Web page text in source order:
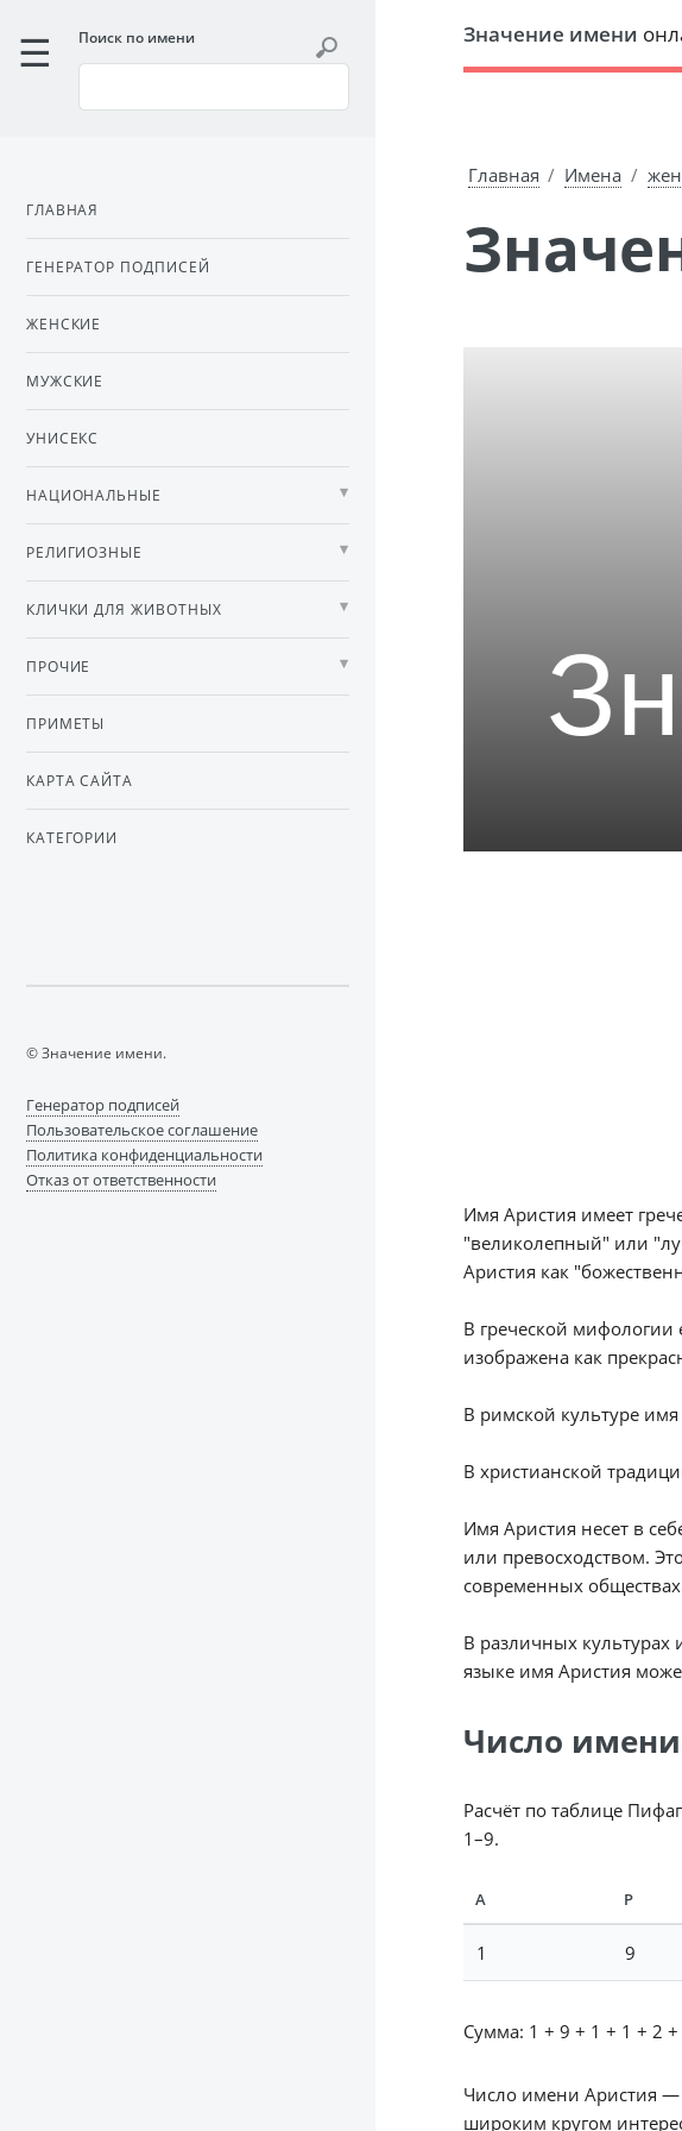
Значение имени
Главная Имена
Имя Аристия имеет
"великолепный" или
Аристия как
В греческой
изображена как
В римской культуре
В христианской
Имя Аристия несет в
или превосходством.
современных
В различных культурах
языке имя Аристия
Число
Расчёт по таблице
1–9.
А Р
1 9
Сумма: 1 + 9 + 1 + 1 + 2 +
Число имени Аристия —
широким кругом
Поиск по имени
ГЛАВНАЯ
ГЕНЕРАТОР ПОДПИСЕЙ
ЖЕНСКИЕ
МУЖСКИЕ
УНИСЕКС
НАЦИОНАЛЬНЫЕ
РЕЛИГИОЗНЫЕ
КЛИЧКИ ДЛЯ ЖИВОТНЫХ
ПРОЧИЕ
ПРИМЕТЫ
КАРТА САЙТА
КАТЕГОРИИ
© Значение имени.
Генератор подписей
Пользовательское соглашение
Политика конфиденциальности
Отказ от ответственности